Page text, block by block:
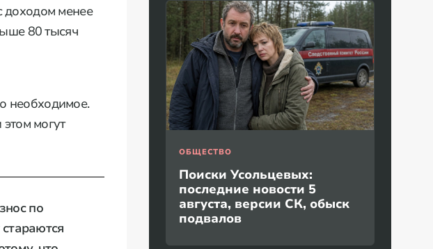
доходом менее
80 тысяч
необходимое.
могут
по
ОБЩЕСТВО
Поиски Усольцевых:
последние новости 5
августа, версии СК, обыск
подвалов